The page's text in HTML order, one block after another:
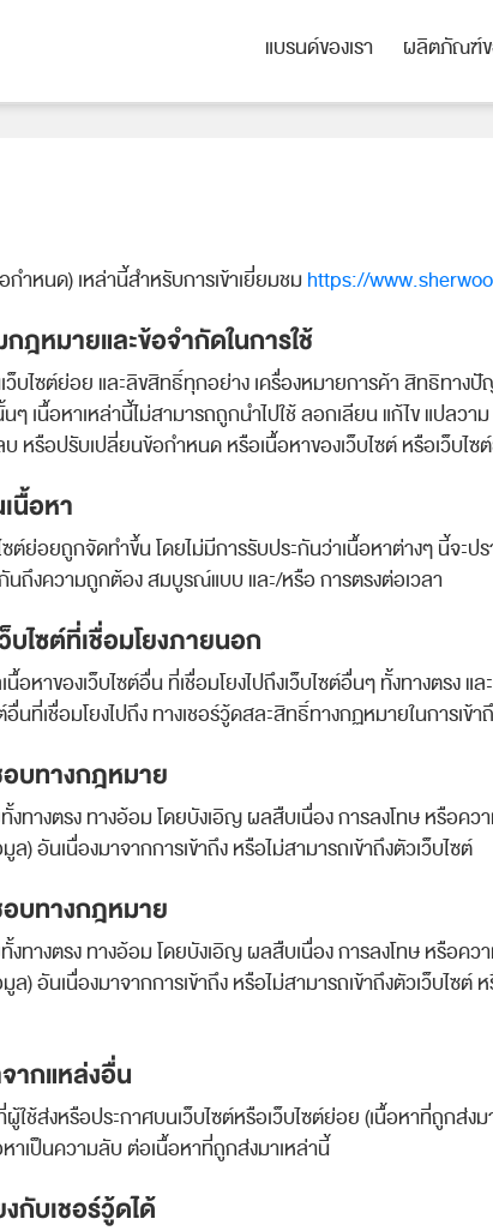
แบรนด์ของเรา
ผลิตภัณฑ์ข
กำหนด) เหล่านี้สำหรับการเข้าเยี่ยมชมhttps://
ฎหมายและข้อจำกัดในการใช้
ว็บไซต์ย่อย และลิขสิทธิ์ทุกอย่าง เครื่องหมายการค้า สิทธิทา
ๆ เนื้อหาเหล่านี้ไม่สามารถถูกนำไปใช้ ลอกเลียน แก้ไข แปล
หรือปรับเปลี่ยนข้อกำหนด หรือเนื้อหาของเว็บไซต์ หรือเว็บไ
นื้อหา
ไซต์ย่อยถูกจัดทำขึ้น โดยไม่มีการรับประกันว่าเนื้อหาต่างๆ นี้
นถึงความถูกต้อง สมบูรณ์แบบ และ/หรือ การตรงต่อเวลา
บไซต์ที่เชื่อมโยงภายนอก
นื้อหาของเว็บไซต์อื่น ที่เชื่อมโยงไปถึงเว็บไซต์อื่นๆ ทั้งทางตร
นที่เชื่อมโยงไปถึง ทางเชอร์วู้ดสละสิทธิ์ทางกฏหมายในการเข้า
บทางกฎหมาย
ทางตรง ทางอ้อม โดยบังเอิญ ผลสืบเนื่อง การลงโทษ หรือ
อันเนื่องมาจากการเข้าถึง หรือไม่สามารถเข้าถึงตัวเว็บไซต์
บทางกฎหมาย
ทางตรง ทางอ้อม โดยบังเอิญ ผลสืบเนื่อง การลงโทษ หรือ
อันเนื่องมาจากการเข้าถึง หรือไม่สามารถเข้าถึงตัวเว็บไซต์
ากแหล่งอื่น
ช้ส่งหรือประกาศบนเว็บไซต์หรือเว็บไซต์ย่อย (เนื้อหาที่ถูกส่ง
เป็นความลับ ต่อเนื้อหาที่ถูกส่งมาเหล่านี้
กับเชอร์วู้ดได้